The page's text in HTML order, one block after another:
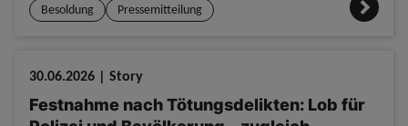
Besoldung Pressemitteilung
30.06.2026 | Story
Festnahme nach Tötungsdelikten: Lob für